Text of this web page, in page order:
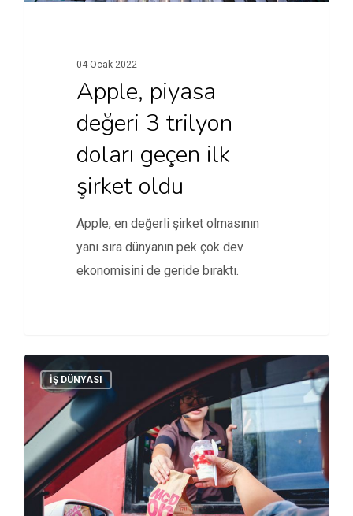
04 Ocak 2022
Apple, piyasa
değeri 3 trilyon
doları geçen ilk
şirket oldu
Apple, en değerli şirket olmasının
yanı sıra dünyanın pek çok dev
ekonomisini de geride bıraktı.
İŞ DÜNYASI